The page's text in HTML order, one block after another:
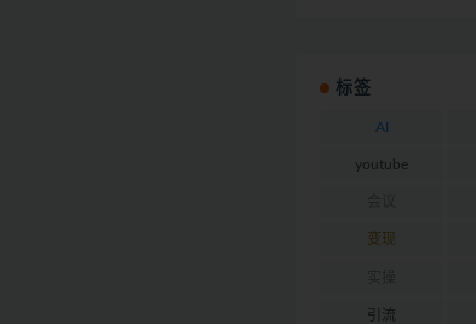
标签
AI
youtube
变现
引流